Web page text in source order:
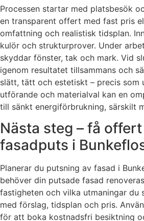
Processen startar med platsbesök
en transparent offert med fast pris
omfattning och realistisk tidsplan.
kulör och strukturprover. Under
skyddar fönster, tak och mark. Vid
igenom resultatet tillsammans och
slätt, tätt och estetiskt – precis som
utförande och materialval kan en
till sänkt energiförbrukning, särskilt
Nästa steg – få offert
fasadputs i
Planerar du putsning av fasad i
behöver din putsade fasad
fastigheten och vilka utmaningar du
med förslag, tidsplan och pris.
för att boka kostnadsfri besiktning